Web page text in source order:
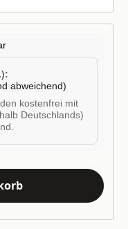
abweichend)
kostenfrei mit
Deutschlands)